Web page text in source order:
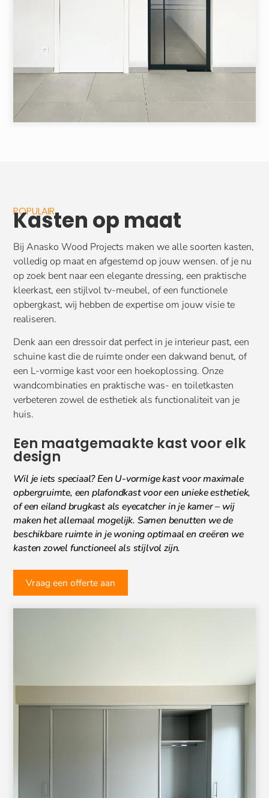
POPULAIR
Kasten op maat
Bij Anasko Wood Projects maken we alle soorten kasten,
volledig op maat en afgestemd op jouw wensen. of je nu
op zoek bent naar een elegante dressing, een praktische
kleerkast, een stijlvol tv-meubel, of een functionele
opbergkast, wij hebben de expertise om jouw visie te
realiseren.
Denk aan een dressoir dat perfect in je interieur past, een
schuine kast die de ruimte onder een dakwand benut, of
een L-vormige kast voor een hoekoplossing. Onze
wandcombinaties en praktische was- en toiletkasten
verbeteren zowel de esthetiek als functionaliteit van je
huis.
Een maatgemaakte kast voor elk
design
Wil je iets speciaal? Een U-vormige kast voor maximale
opbergruimte, een plafondkast voor een unieke esthetiek,
of een eiland brugkast als eyecatcher in je kamer – wij
maken het allemaal mogelijk. Samen benutten we de
beschikbare ruimte in je woning optimaal en creëren we
kasten zowel functioneel als stijlvol zijn.
Vraag een offerte aan